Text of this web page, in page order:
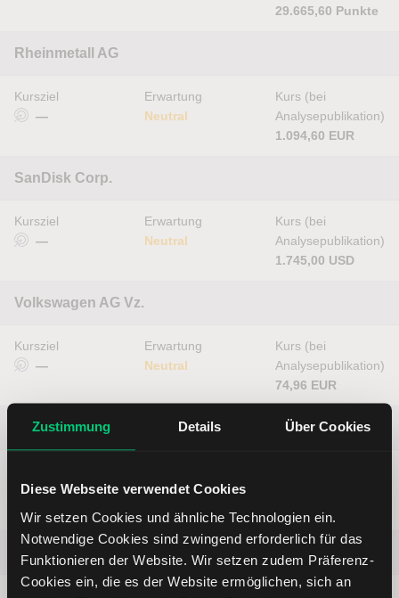
Zustimmung Details Über Cookies
Diese Webseite verwendet Cookies
Wir setzen Cookies und ähnliche Technologien ein.
Notwendige Cookies sind zwingend erforderlich für das
Funktionieren der Website. Wir setzen zudem Präferenz-
Cookies ein, die es der Website ermöglichen, sich an
29.665,60 Punkte
Rheinmetall AG
Kursziel
—
Erwartung
Neutral
Kurs (bei
Analysepublikation)
1.094,60 EUR
SanDisk Corp.
Kursziel
—
Erwartung
Neutral
Kurs (bei
Analysepublikation)
1.745,00 USD
Volkswagen AG Vz.
Kursziel
—
Erwartung
Neutral
Kurs (bei
Analysepublikation)
74,96 EUR
Seagate Technology
—
Neutral
820,16 USD
Daimler Truck Holding AG